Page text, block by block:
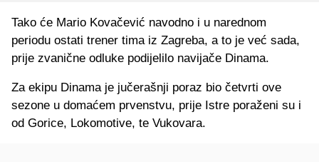
Tako će Mario Kovačević navodno i u narednom
periodu ostati trener tima iz Zagreba, a to je već sada,
prije zvanične odluke podijelilo navijače Dinama.
Za ekipu Dinama je jučerašnji poraz bio četvrti ove
sezone u domaćem prvenstvu, prije Istre poraženi su i
od Gorice, Lokomotive, te Vukovara.